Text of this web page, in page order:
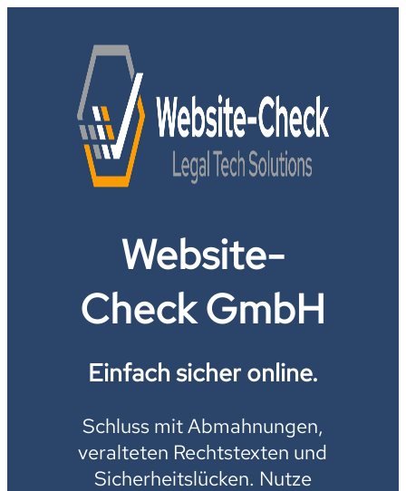
Website-
Check GmbH
Einfach sicher online.
Schluss mit Abmahnungen,
veralteten Rechtstexten und
Sicherheitslücken. Nutze